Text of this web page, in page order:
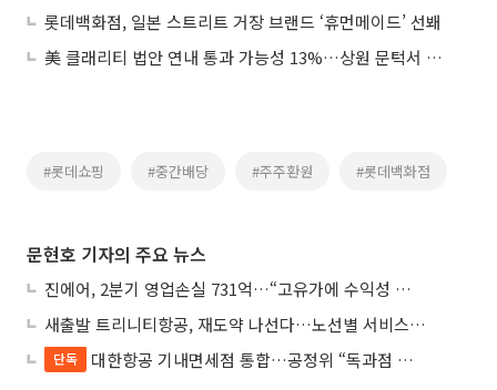
롯데백화점, 일본 스트리트 거장 브랜드 ‘휴먼메이드’ 선봬
美 클래리티 법안 연내 통과 가능성 13%…상원 문턱서 제동
#롯데쇼핑 #중간배당 #주주환원 #롯데백화점
문현호 기자의 주요 뉴스
진에어, 2분기 영업손실 731억…“고유가에 수익성 악화”
새출발 트리니티항공, 재도약 나선다…노선별 서비스 차별화
단독 대한항공 기내면세점 통합…공정위 “독과점 여부 따진다”